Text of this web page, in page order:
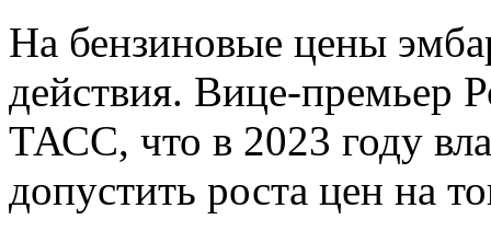
На бензиновые цены
действия. Вице-премьер
ТАСС, что в 2023 году
допустить роста цен на